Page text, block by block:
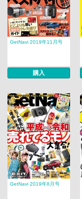
GetNavi 2019年11月号
購入
GetNavi 2019年8月号